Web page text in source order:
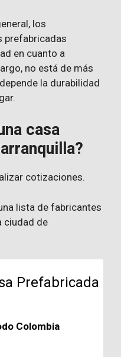
los
prefabricadas
en cuanto a
no está de más
la durabilidad
casa
cotizaciones.
lista de fabricantes
ciudad de
Prefabricada
Colombia